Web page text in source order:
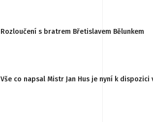
Rozloučení s bratrem Břetislavem Bělunkem
Vše co napsal Mistr Jan Hus je nyní k